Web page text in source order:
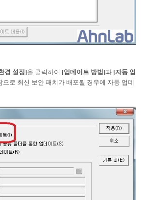
경 설정]을 클릭하여 [업데이트 방법]과 [자동 업
으로 최신 보안 패치가 배포될 경우에 자동 업데